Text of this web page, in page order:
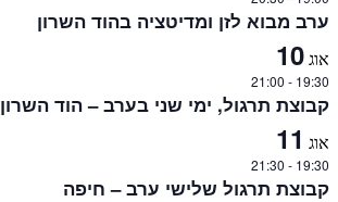
ערב מבוא לזן ומדיטציה בהוד השרון
אוג 10
19:30
-
21:00
קבוצת תרגול, ימי שני בערב – הוד השרון
אוג 11
19:30
-
21:30
קבוצת תרגול שלישי ערב – חיפה